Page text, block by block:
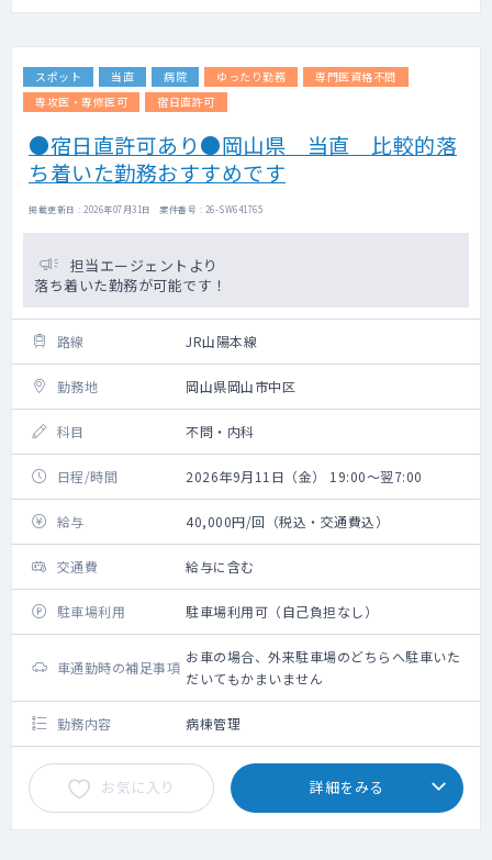
スポット 当直 病院 ゆったり勤務
専門医資格不問
専攻医・専修医可
宿日直許可
●宿日直許可あり●岡山県 当直 比較的落
ち着いた勤務おすすめです
掲載更新日 : 2026年07月31日 案件番号 : 26-SW641765
担当エージェントより
落ち着いた勤務が可能です！
路線 JR山陽本線
勤務地 岡山県岡山市中区
科目 不問・内科
日程/時間 2026年9月11日（金） 19:00～翌7:00
給与 40,000円/回（税込・交通費込）
交通費 給与に含む
駐車場利用 駐車場利用可（自己負担なし）
車通勤時の補足事項
お車の場合、外来駐車場のどちらへ駐車いた
だいてもかまいません
勤務内容 病棟管理
お気に入り 詳細をみる